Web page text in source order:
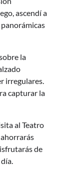
ascendí a
la
irregulares.
capturar la
al Teatro
de